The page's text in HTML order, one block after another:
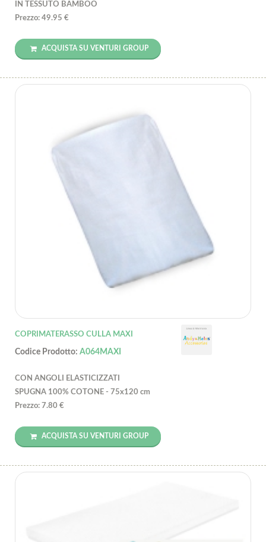
IN TESSUTO BAMBOO
Prezzo: 49.95 €
ACQUISTA SU VENTURI GROUP
COPRIMATERASSO CULLA MAXI
Codice Prodotto: A064MAXI
CON ANGOLI ELASTICIZZATI
SPUGNA 100% COTONE - 75x120 cm
Prezzo: 7.80 €
ACQUISTA SU VENTURI GROUP